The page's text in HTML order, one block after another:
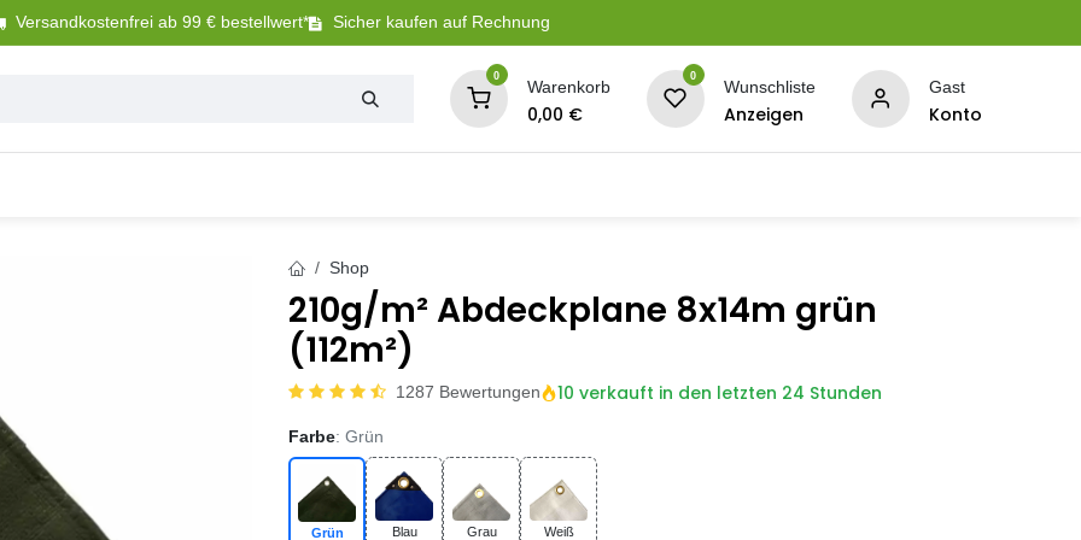
Versandkostenfrei ab 99 € bestellwert* Sicher kaufen auf Rechnung
0
Warenkorb
0,00 €
0
Wunschliste
Anzeigen
Gast
Konto
Shop
210g/m² Abdeckplane 8x14m grün
(112m²)
1287 Bewertungen 10 verkauft in den letzten 24 Stunden
Farbe: Grün
Grün Blau Grau Weiß